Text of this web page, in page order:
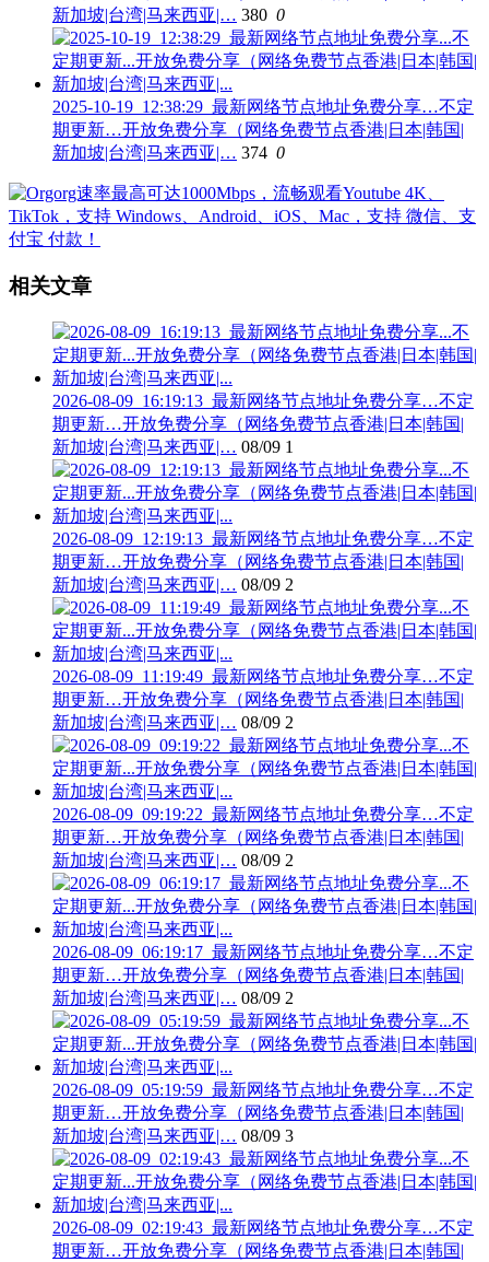
新加坡|台湾|马来西亚|… 380 0
2025-10-19_12:38:29_最新网络节点地址免费分享…不定
期更新…开放免费分享（网络免费节点香港|日本|韩国|
新加坡|台湾|马来西亚|… 374 0
相关文章
2026-08-09_16:19:13_最新网络节点地址免费分享…不定
期更新…开放免费分享（网络免费节点香港|日本|韩国|
新加坡|台湾|马来西亚|… 08/09 1
2026-08-09_12:19:13_最新网络节点地址免费分享…不定
期更新…开放免费分享（网络免费节点香港|日本|韩国|
新加坡|台湾|马来西亚|… 08/09 2
2026-08-09_11:19:49_最新网络节点地址免费分享…不定
期更新…开放免费分享（网络免费节点香港|日本|韩国|
新加坡|台湾|马来西亚|… 08/09 2
2026-08-09_09:19:22_最新网络节点地址免费分享…不定
期更新…开放免费分享（网络免费节点香港|日本|韩国|
新加坡|台湾|马来西亚|… 08/09 2
2026-08-09_06:19:17_最新网络节点地址免费分享…不定
期更新…开放免费分享（网络免费节点香港|日本|韩国|
新加坡|台湾|马来西亚|… 08/09 2
2026-08-09_05:19:59_最新网络节点地址免费分享…不定
期更新…开放免费分享（网络免费节点香港|日本|韩国|
新加坡|台湾|马来西亚|… 08/09 3
2026-08-09_02:19:43_最新网络节点地址免费分享…不定
期更新…开放免费分享（网络免费节点香港|日本|韩国|